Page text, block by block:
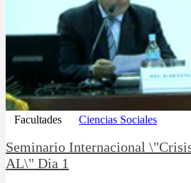
Facultades Ciencias Sociales
Seminario Internacional
AL\" Dia 1